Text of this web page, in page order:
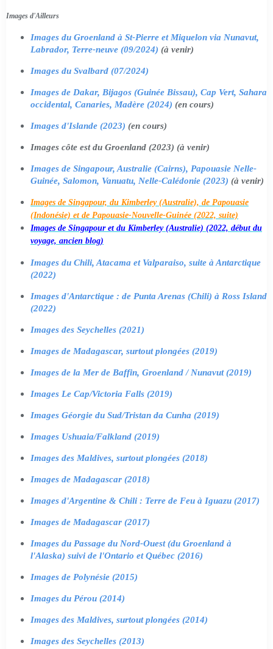
Images d'Ailleurs
Images du Groenland à St-Pierre et Miquelon via Nunavut,
Labrador, Terre-neuve (09/2024) (à venir)
Images du Svalbard (07/2024)
Images de Dakar, Bijagos (Guinée Bissau), Cap Vert, Sahara
occidental, Canaries, Madère (2024) (en cours)
Images d'Islande (2023) (en cours)
Images côte est du Groenland (2023) (à venir)
Images de Singapour, Australie (Cairns), Papouasie Nelle-
Guinée, Salomon, Vanuatu, Nelle-Calédonie (2023) (à venir)
Images de Singapour, du Kimberley (Australie), de Papouasie
(Indonésie) et de Papouasie-Nouvelle-Guinée (2022, suite)
Images de Singapour et du Kimberley (Australie) (2022, début du
voyage, ancien blog)
Images du Chili, Atacama et Valparaiso, suite à Antarctique
(2022)
Images d'Antarctique : de Punta Arenas (Chili) à Ross Island
(2022)
Images des Seychelles (2021)
Images de Madagascar, surtout plongées (2019)
Images de la Mer de Baffin, Groenland / Nunavut (2019)
Images Le Cap/Victoria Falls (2019)
Images Géorgie du Sud/Tristan da Cunha (2019)
Images Ushuaia/Falkland (2019)
Images des Maldives, surtout plongées (2018)
Images de Madagascar (2018)
Images d'Argentine & Chili : Terre de Feu à Iguazu (2017)
Images de Madagascar (2017)
Images du Passage du Nord-Ouest (du Groenland à
l'Alaska) suivi de l'Ontario et Québec (2016)
Images de Polynésie (2015)
Images du Pérou (2014)
Images des Maldives, surtout plongées (2014)
Images des Seychelles (2013)